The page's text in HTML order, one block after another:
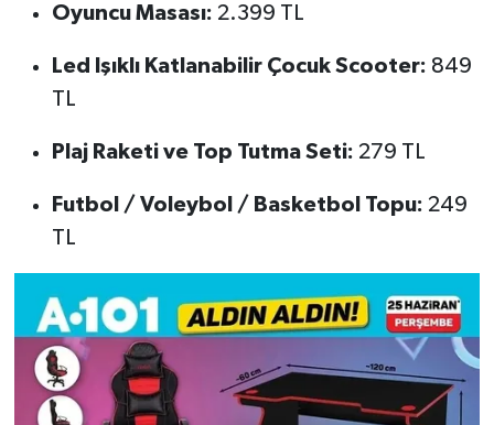
Oyuncu Masası: 2.399 TL
Led Işıklı Katlanabilir Çocuk Scooter: 849
TL
Plaj Raketi ve Top Tutma Seti: 279 TL
Futbol / Voleybol / Basketbol Topu: 249
TL